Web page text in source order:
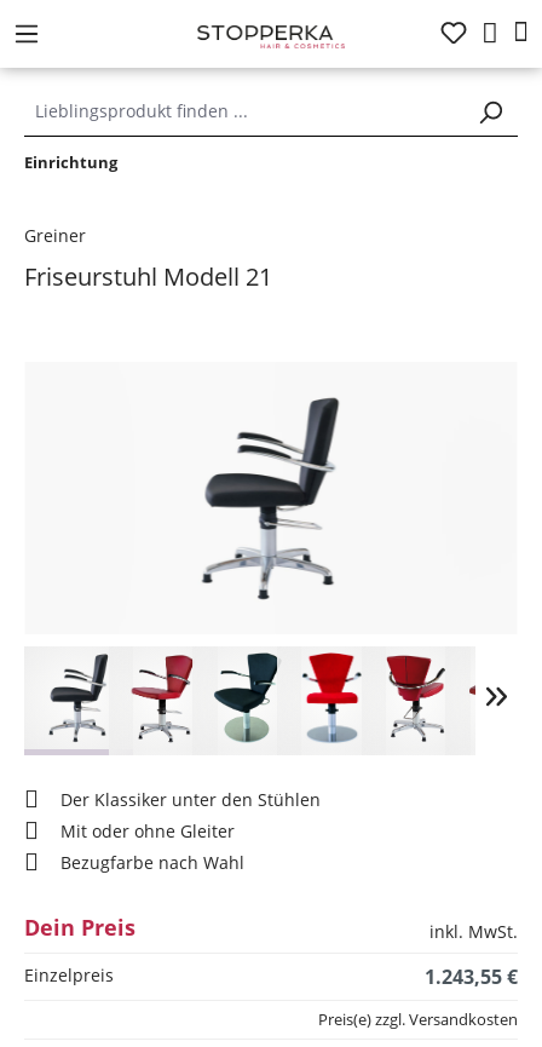
springen
Einrichtung
Friseurstuhl Modell 21
Greiner
Der Klassiker unter den Stühlen
Mit oder ohne Gleiter
Bezugfarbe nach Wahl
Dein Preis
inkl. MwSt.
Einzelpreis
1.243,55 €
Preis(e) zzgl. Versandkosten